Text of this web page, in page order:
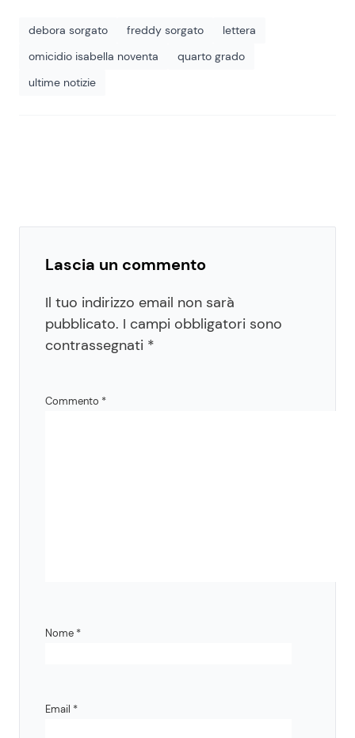
debora sorgato freddy sorgato
lettera
omicidio isabella noventa
quarto grado
ultime notizie
Lascia un commento
Il tuo indirizzo email non sarà
pubblicato. I campi obbligatori sono
contrassegnati *
Commento *
Nome *
Email *